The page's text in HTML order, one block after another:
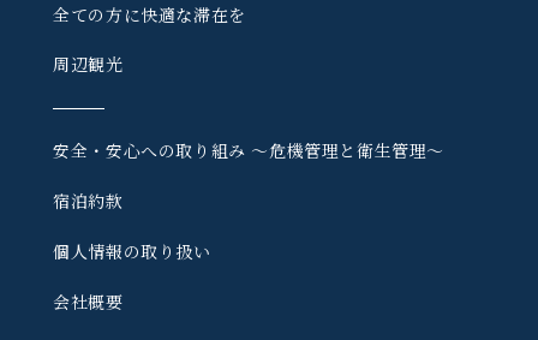
全ての方に快適な滞在を
周辺観光
安全・安心への取り組み 〜危機管理と衛生管理〜
宿泊約款
個人情報の取り扱い
会社概要